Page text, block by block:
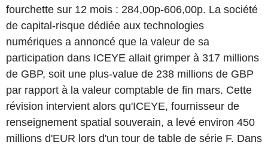
fourchette sur 12 mois : 284,00p-606,00p. La société
de capital-risque dédiée aux technologies
numériques a annoncé que la valeur de sa
participation dans ICEYE allait grimper à 317 millions
de GBP, soit une plus-value de 238 millions de GBP
par rapport à la valeur comptable de fin mars. Cette
révision intervient alors qu'ICEYE, fournisseur de
renseignement spatial souverain, a levé environ 450
millions d'EUR lors d'un tour de table de série F. Dans